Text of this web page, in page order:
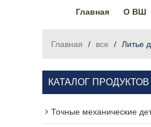
Главная О ВШ
Главная / все / Литье
КАТАЛОГ ПРОДУКТОВ
Точные механические